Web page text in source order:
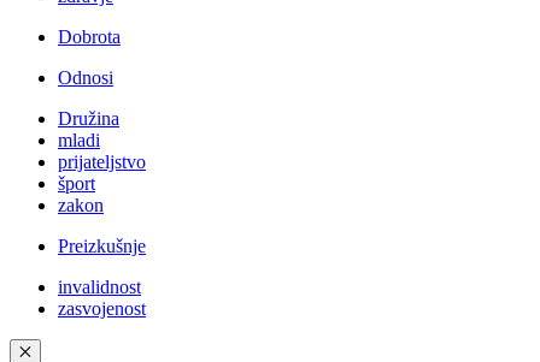
Dobrota
Odnosi
Družina
mladi
prijateljstvo
šport
zakon
Preizkušnje
invalidnost
zasvojenost
✕